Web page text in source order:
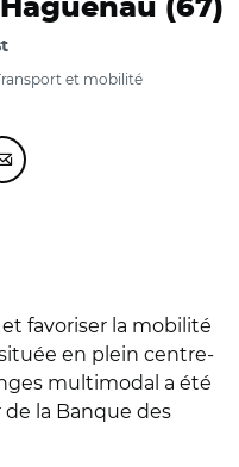
(67)
et mobilité
Facebook
page sur Linkedin
cette page sur Twitter
Partager cette page sur
favoriser la mobilité
en plein centre-
multimodal a été
la Banque des